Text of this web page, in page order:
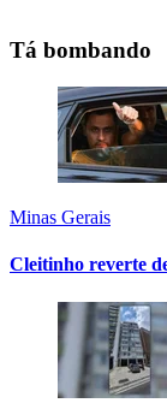
Tá bombando
Minas Gerais
Cleitinho reverte